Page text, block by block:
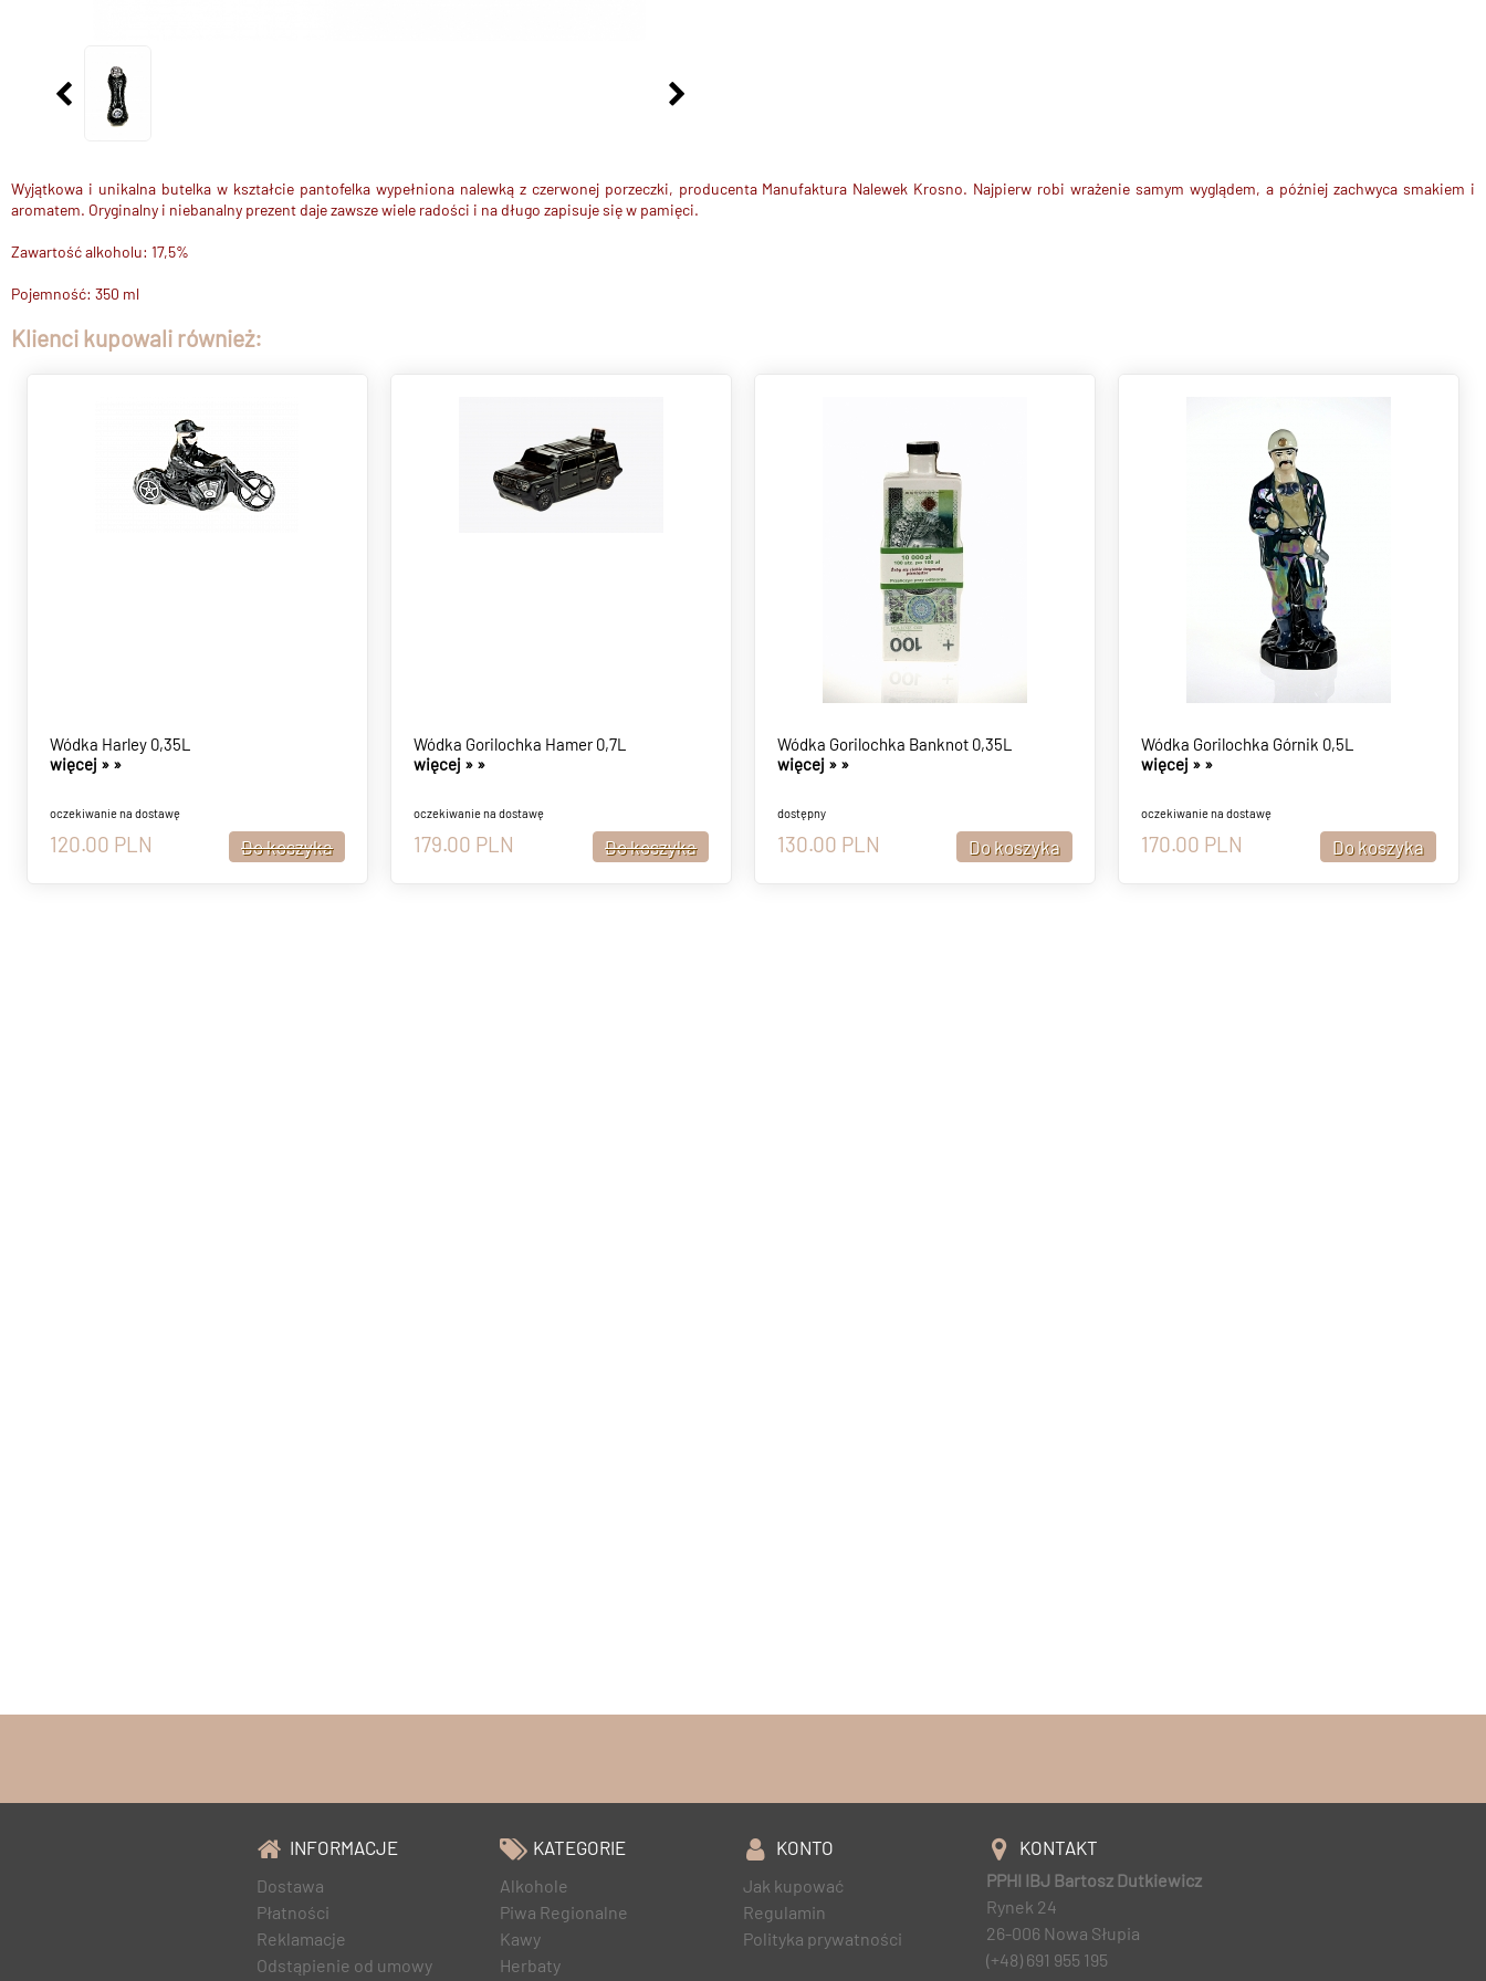
Wyjątkowa i unikalna butelka w kształcie pantofelka wypełniona nalewką z czerwonej porzeczki, producenta Manufaktura Nalewek Krosno. Najpierw robi wrażenie samym wyglądem, a później zachwyca smakiem i
aromatem. Oryginalny i niebanalny prezent daje zawsze wiele radości i na długo zapisuje się w pamięci.
Zawartość alkoholu: 17,5%
Pojemność: 350 ml
Klienci kupowali również:
Wódka Harley 0,35L
więcej » »
oczekiwanie na dostawę
120.00 PLN
Wódka Gorilochka Hamer 0,7L
więcej » »
oczekiwanie na dostawę
179.00 PLN
Wódka Gorilochka Banknot 0,35L
więcej » »
dostępny
130.00 PLN
Wódka Gorilochka Górnik 0,5L
więcej » »
oczekiwanie na dostawę
170.00 PLN
INFORMACJE
Dostawa
Płatności
Reklamacje
Odstąpienie od umowy
KATEGORIE
Alkohole
Piwa Regionalne
Kawy
Herbaty
KONTO
Jak kupować
Regulamin
Polityka prywatności
KONTAKT
PPHI IBJ Bartosz Dutkiewicz
Rynek 24
26-006 Nowa Słupia
(+48) 691 955 195